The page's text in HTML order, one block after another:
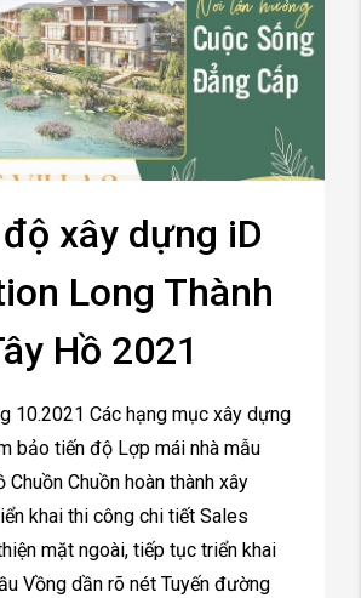
xây dựng iD
Long Thành
Hồ 2021
10.2021 Các hạng mục xây dựng
bảo tiến độ Lợp mái nhà mẫu
Chuồn Chuồn hoàn thành xây
khai thi công chi tiết Sales
mặt ngoài, tiếp tục triển khai
Vồng dần rõ nét Tuyến đường